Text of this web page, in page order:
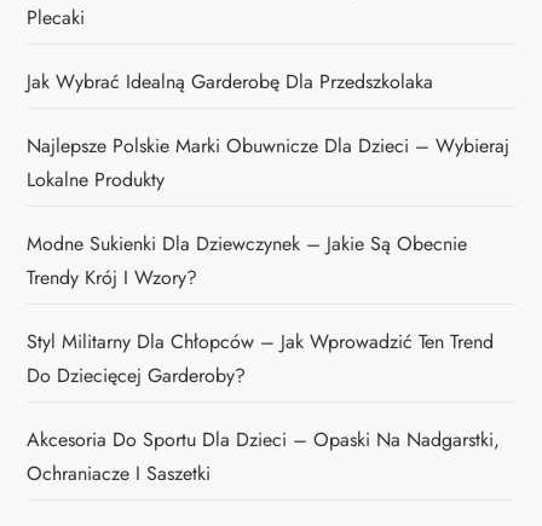
Plecaki
Jak Wybrać Idealną Garderobę Dla Przedszkolaka
Najlepsze Polskie Marki Obuwnicze Dla Dzieci – Wybieraj
Lokalne Produkty
Modne Sukienki Dla Dziewczynek – Jakie Są Obecnie
Trendy Krój I Wzory?
Styl Militarny Dla Chłopców – Jak Wprowadzić Ten Trend
Do Dziecięcej Garderoby?
Akcesoria Do Sportu Dla Dzieci – Opaski Na Nadgarstki,
Ochraniacze I Saszetki